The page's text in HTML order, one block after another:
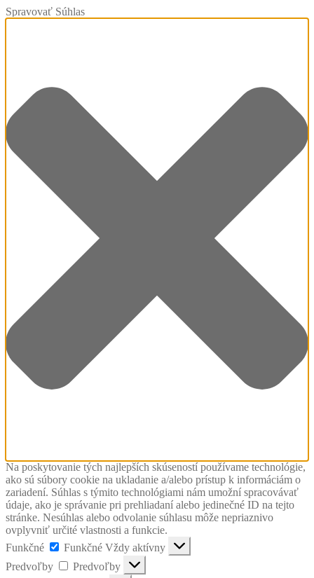
Spravovať Súhlas
Na poskytovanie tých najlepších skúseností používame technológie,
ako sú súbory cookie na ukladanie a/alebo prístup k informáciám o
zariadení. Súhlas s týmito technológiami nám umožní spracovávať
údaje, ako je správanie pri prehliadaní alebo jedinečné ID na tejto
stránke. Nesúhlas alebo odvolanie súhlasu môže nepriaznivo
ovplyvniť určité vlastnosti a funkcie.
Funkčné
Funkčné Vždy aktívny
Predvoľby
Predvoľby